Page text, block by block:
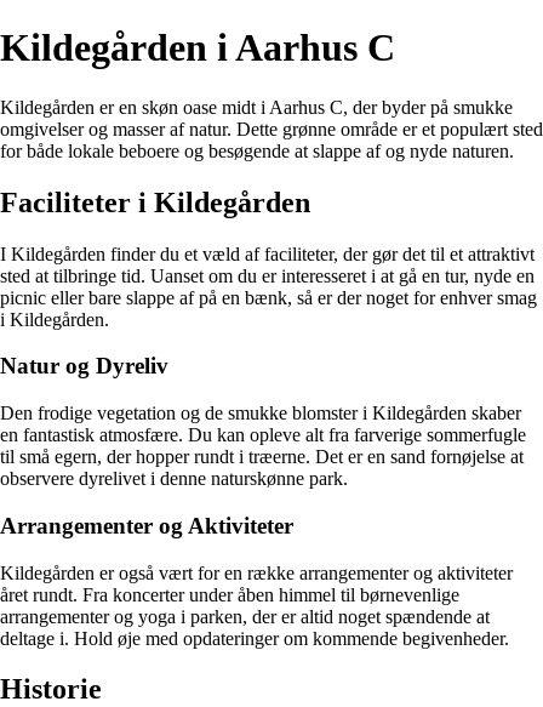
Kildegården i Aarhus C
Kildegården er en skøn oase midt i Aarhus C, der byder på smukke
omgivelser og masser af natur. Dette grønne område er et populært sted
for både lokale beboere og besøgende at slappe af og nyde naturen.
Faciliteter i Kildegården
I Kildegården finder du et væld af faciliteter, der gør det til et attraktivt
sted at tilbringe tid. Uanset om du er interesseret i at gå en tur, nyde en
picnic eller bare slappe af på en bænk, så er der noget for enhver smag
i Kildegården.
Natur og Dyreliv
Den frodige vegetation og de smukke blomster i Kildegården skaber
en fantastisk atmosfære. Du kan opleve alt fra farverige sommerfugle
til små egern, der hopper rundt i træerne. Det er en sand fornøjelse at
observere dyrelivet i denne naturskønne park.
Arrangementer og Aktiviteter
Kildegården er også vært for en række arrangementer og aktiviteter
året rundt. Fra koncerter under åben himmel til børnevenlige
arrangementer og yoga i parken, der er altid noget spændende at
deltage i. Hold øje med opdateringer om kommende begivenheder.
Historie